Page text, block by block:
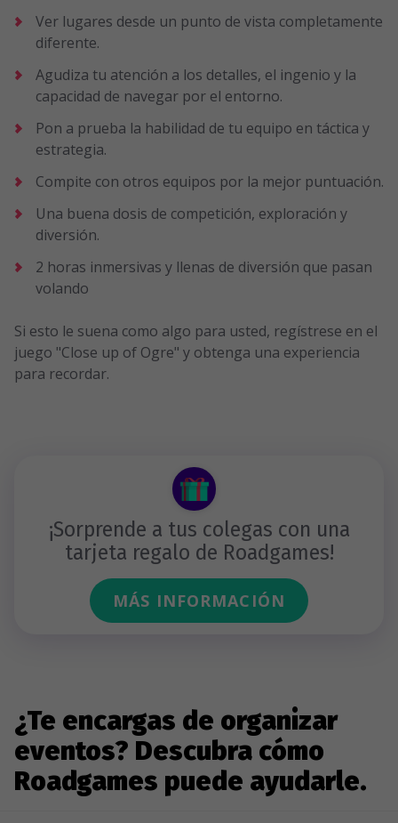
Ver lugares desde un punto de vista completamente
diferente.
Agudiza tu atención a los detalles, el ingenio y la
capacidad de navegar por el entorno.
Pon a prueba la habilidad de tu equipo en táctica y
estrategia.
Compite con otros equipos por la mejor puntuación.
Una buena dosis de competición, exploración y
diversión.
2 horas inmersivas y llenas de diversión que pasan
volando
Si esto le suena como algo para usted, regístrese en el
juego "Close up of Ogre" y obtenga una experiencia
para recordar.
¡Sorprende a tus colegas con una
tarjeta regalo de Roadgames!
MÁS INFORMACIÓN
¿Te encargas de organizar
eventos? Descubra cómo
Roadgames puede ayudarle.